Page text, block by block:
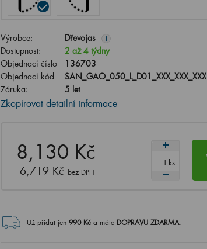
Výrobce: Dřevojas i
Dostupnost:
2 až 4 týdny
Objednací číslo
136703
Objednací kód
SAN_GAO_050_L_D01_XXX_XXX_XXX
Záruka:
5 let
Zkopírovat detailní informace
8,130 Kč
6,719 Kč bez DPH
ks
Už přidat jen 990Kč a máte DOPRAVU ZDARMA.